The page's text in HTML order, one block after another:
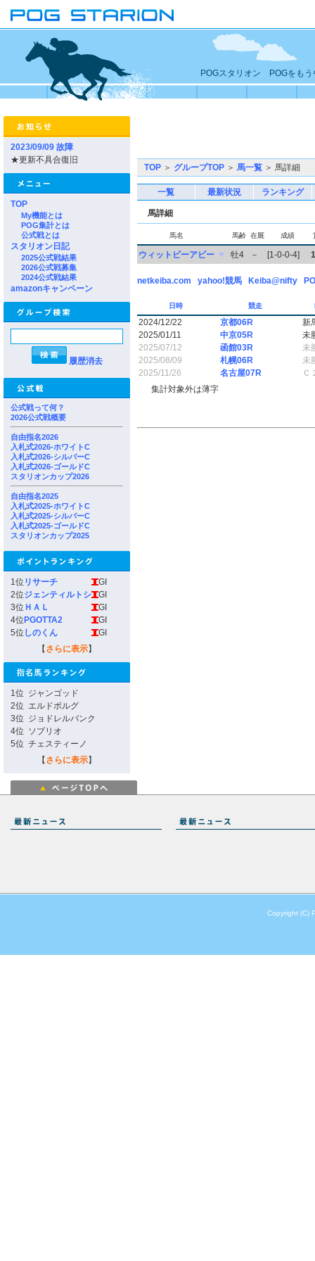
POGスタリオン POGをもう
2023/09/09 故障
★更新不具合復旧
TOP
My機能とは
POG集計とは
公式戦とは
スタリオン日記
2025公式戦結果
2026公式戦募集
2024公式戦結果
amazonキャンペーン
履歴消去
公式戦って何？
2026公式戦概要
自由指名2026
入札式2026-ホワイトC
入札式2026-シルバーC
入札式2026-ゴールドC
スタリオンカップ2026
自由指名2025
入札式2025-ホワイトC
入札式2025-シルバーC
入札式2025-ゴールドC
スタリオンカップ2025
1位 リサーチ
GI
2位ジェンティルトシ
GI
3位 ＨＡＬ
GI
4位 PGOTTA2
GI
5位 しのくん
GI
【 さらに表示】
1位 ジャンゴッド
2位 エルドボルグ
3位 ジョドレルバンク
4位 ソブリオ
5位 チェスティーノ
【 さらに表示】
TOP ＞ グループTOP ＞ 馬一覧 ＞ 馬詳細
一覧 最新状況 ランキング
馬詳細
馬名 馬齢 在厩 成績
ウィットビーアビー ▼ 牡4 － [1-0-0-4]
netkeiba.com yahoo!競馬 Keiba@nifty
日時 競走
2024/12/22 京都06R
新
2025/01/11
中京05R
未
2025/07/12
函館03R
未
2025/08/09
札幌06R
未
2025/11/26
名古屋07R
Ｃ
集計対象外は薄字
Copyright (C)